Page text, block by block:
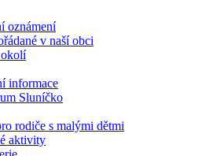
oznámení
v naší obci
informace
Sluníčko
rodiče s malými dětmi
aktivity